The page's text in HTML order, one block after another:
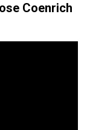
Coenrich